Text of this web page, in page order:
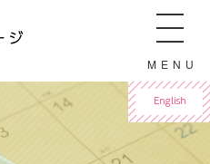
MENU
For English